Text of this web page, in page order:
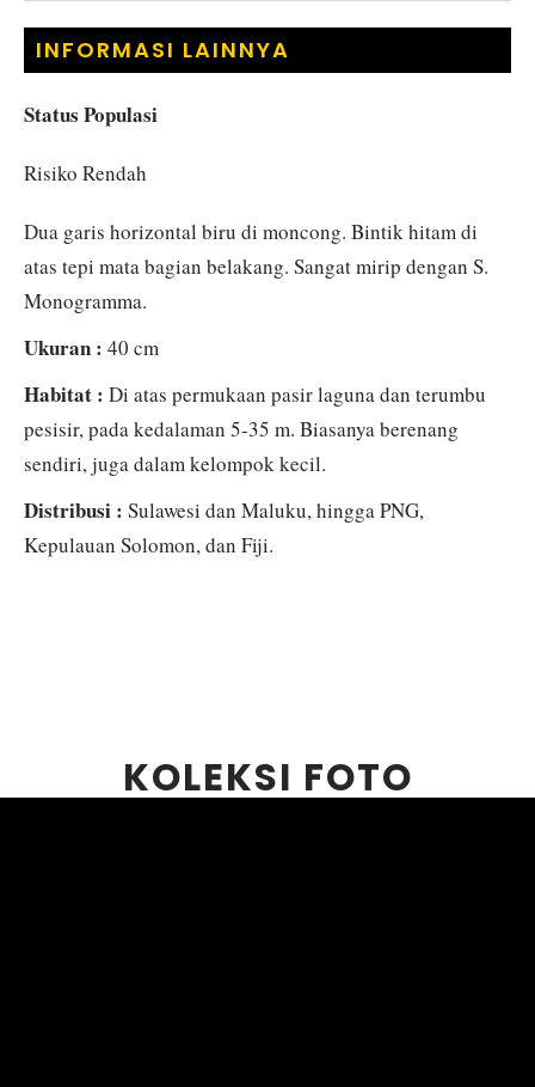
Dua garis horizontal biru di moncong. Bintik hitam di
atas tepi mata bagian belakang. Sangat mirip dengan S.
Monogramma.
Ukuran : 40 cm
Habitat : Di atas permukaan pasir laguna dan terumbu
pesisir, pada kedalaman 5-35 m. Biasanya berenang
sendiri, juga dalam kelompok kecil.
Distribusi : Sulawesi dan Maluku, hingga PNG,
Kepulauan Solomon, dan Fiji.
INFORMASI LAINNYA
Status Populasi
Risiko Rendah
KOLEKSI FOTO